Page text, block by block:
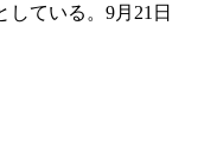
ている。9月21日